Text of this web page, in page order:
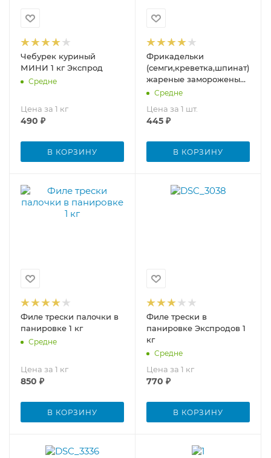
Чебурек куриный
МИНИ 1 кг Экспрод
Средне
Цена за 1 кг
490 ₽
В КОРЗИНУ
Фрикадельки
(семги,креветка,шпинат)
жареные замороженые
300 г (из охл.сырья)
Средне
Цена за 1 шт.
445 ₽
В КОРЗИНУ
Филе трески палочки в
панировке 1 кг
Средне
Цена за 1 кг
850 ₽
В КОРЗИНУ
Филе трески в
панировке Экспродов 1
кг
Средне
Цена за 1 кг
770 ₽
В КОРЗИНУ